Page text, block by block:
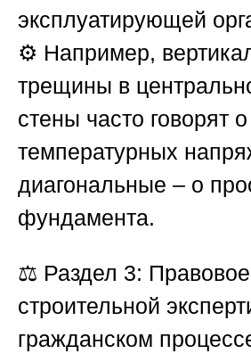
эксплуатирующей
⚙️ Например,
трещины в
стены часто говорят о
температурных
диагональные – о
фундамента.
⚖️ Раздел 3:
строительной
гражданском